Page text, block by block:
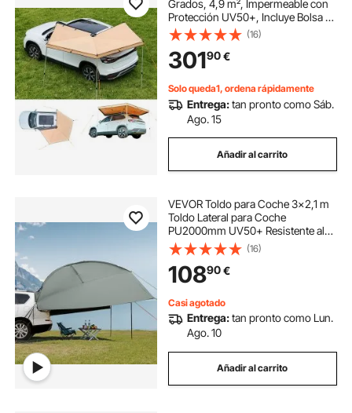
toldos laterales retractile
toldos laterales retráctil
toldo lateral retráctil lona lateral toldo
toldo beige lateral retráctil cochera lateral
toldos laterales para terraza
toldos lateral terraza
Grados, 4,9 m², Impermeable con
Protección UV50+, Incluye Bolsa de
Transporte, para Todo Tipo de
Clima, para Acampar en SUV,
Furgonetas, Camiones, 3,19 x 3,07
x 2,10 m
(16)
30190€
Solo queda1, ordena rápidamente
Entrega:tan pronto como Sáb.
Ago. 15
Añadir al carrito
VEVOR Toldo para Coche 3x2,1 m
Toldo Lateral para Coche
PU2000mm UV50+ Resistente al
Sol/Agua/Viento con Bolsa de
Almacenamiento Toldo
Lateral/Trasero para Camiones,
SUV, Furgonetas, Autocaravanas
(16)
10890€
Casi agotado
Entrega:tan pronto como Lun.
Ago. 10
Añadir al carrito